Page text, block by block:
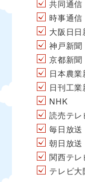
共同通信
時事通信
大阪日日
神戸新聞
京都新聞
日本農業
日刊工業
NHK
読売テレ
毎日放送
朝日放送
関西テレ
テレビ大